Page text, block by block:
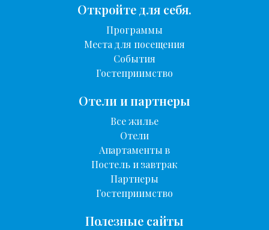
Откройте для себя.
Программы
Места для посещения
События
Гостеприимство
Отели и партнеры
Все жилье
Отели
Апартаменты в
Постель и завтрак
Партнеры
Гостеприимство
Полезные сайты